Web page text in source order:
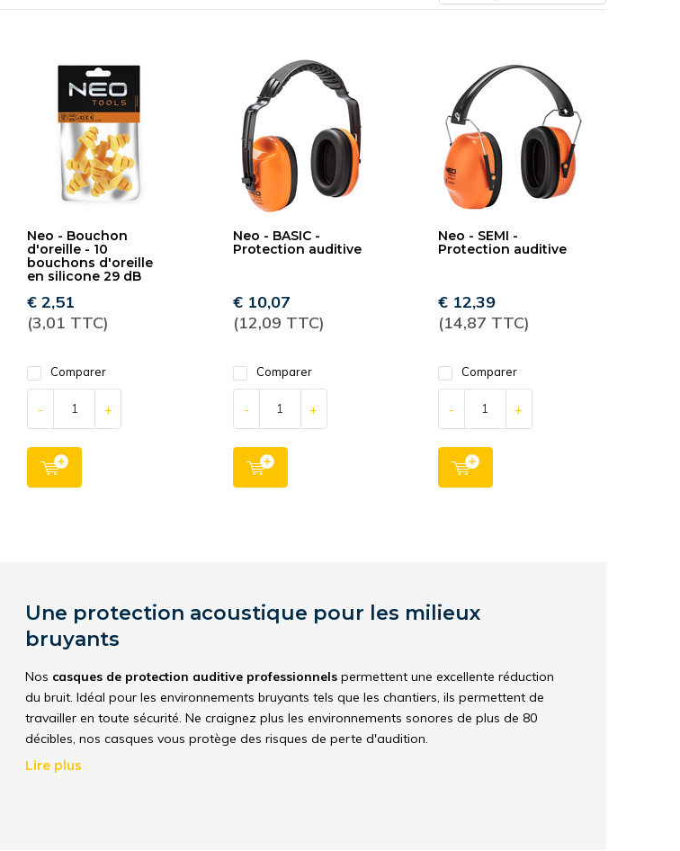
Neo - Bouchon
d'oreille - 10
bouchons d'oreille
en silicone 29 dB
€ 2,51
(3,01 TTC)
Comparer
- +
Neo - BASIC -
Protection auditive
€ 10,07
(12,09 TTC)
Comparer
- +
Neo - SEMI -
Protection auditive
€ 12,39
(14,87 TTC)
Comparer
- +
Une protection acoustique pour les milieux
bruyants
Nos casques de protection auditive professionnels permettent une excellente réduction
du bruit. Idéal pour les environnements bruyants tels que les chantiers, ils permettent de
travailler en toute sécurité. Ne craignez plus les environnements sonores de plus de 80
décibles, nos casques vous protège des risques de perte d'audition.
Lire plus